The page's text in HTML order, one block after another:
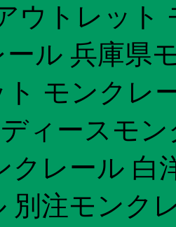
ウトレット
ール 兵庫県
ト モンクレ
ィースモ
クレール
別注モンク